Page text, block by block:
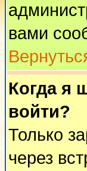
вами
Когда я
войти?
Только
через